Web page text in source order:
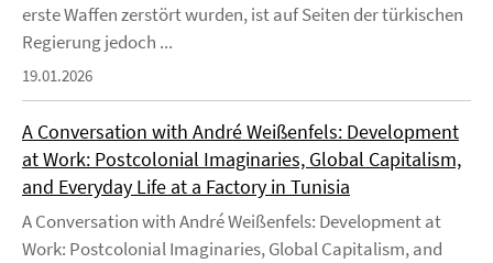
erste Waffen zerstört wurden, ist auf Seiten der türkischen
Regierung jedoch ...
19.01.2026
A Conversation with André Weißenfels: Development
at Work: Postcolonial Imaginaries, Global Capitalism,
and Everyday Life at a Factory in Tunisia
A Conversation with André Weißenfels: Development at
Work: Postcolonial Imaginaries, Global Capitalism, and